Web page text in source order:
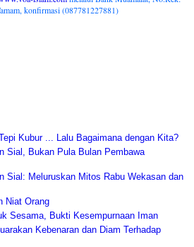
konfirmasi (087781227881)
Kubur ... Lalu Bagaimana dengan Kita?
Sial, Bukan Pula Bulan Pembawa
Sial: Meluruskan Mitos Rabu Wekasan dan
Niat Orang
Sesama, Bukti Kesempurnaan Iman
Kebenaran dan Diam Terhadap